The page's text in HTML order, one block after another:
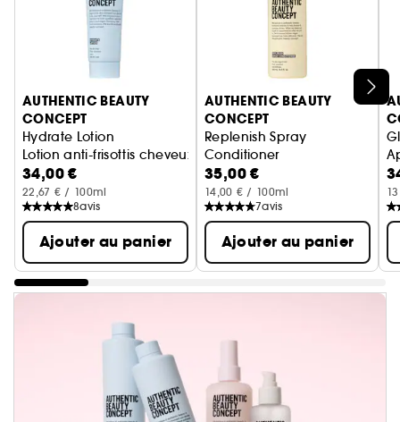
AUTHENTIC BEAUTY
CONCEPT
Hydrate Lotion
Lotion anti-frisottis cheveux souples et faciles à coiffer
34,00 €
22,67 € / 100ml
8avis
Ajouter au panier
AUTHENTIC BEAUTY
CONCEPT
Replenish Spray
Conditioner
Soin cheveux sans rinçage
35,00 €
14,00 € / 100ml
7avis
Ajouter au panier